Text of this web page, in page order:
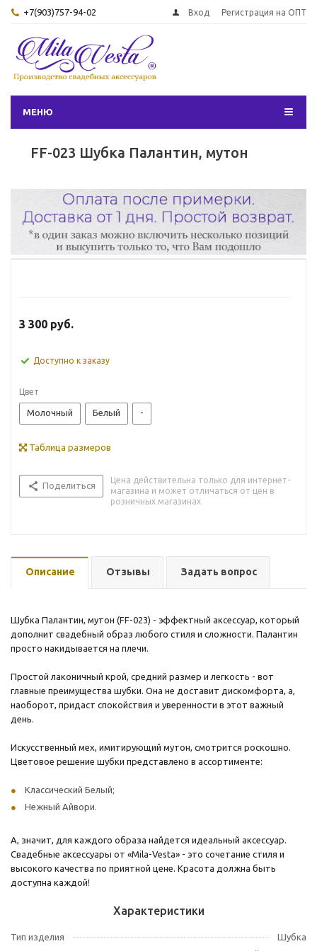
+7(903)757-94-02 Вход Регистрация на ОПТ
МЕНЮ
FF-023 Шубка Палантин, мутон
3 300 руб.
Доступно к заказу
Цвет
Молочный Белый -
Таблица размеров
Поделиться
Цена действительна только для интернет-
магазина и может отличаться от цен в
розничных магазинах
Описание Отзывы Задать вопрос
Шубка Палантин, мутон (FF-023) - эффектный аксессуар, который
дополнит свадебный образ любого стиля и сложности. Палантин
просто накидывается на плечи.
Простой лаконичный крой, средний размер и легкость - вот
главные преимущества шубки. Она не доставит дискомфорта, а,
наоборот, придаст спокойствия и уверенности в этот важный
день.
Искусственный мех, имитирующий мутон, смотрится роскошно.
Цветовое решение шубки представлено в ассортименте:
Классический Белый;
Нежный Айвори.
А, значит, для каждого образа найдется идеальный аксессуар.
Свадебные аксессуары от «Mila-Vesta» - это сочетание стиля и
высокого качества по приятной цене. Красота должна быть
доступна каждой!
Характеристики
Тип изделия
Шубка